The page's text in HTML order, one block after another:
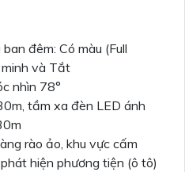
đêm: Có màu (Full
minh và Tắt
nhìn 78°
tầm xa đèn LED ánh
rào ảo, khu vực cấm
hiện phương tiện (ô tô)